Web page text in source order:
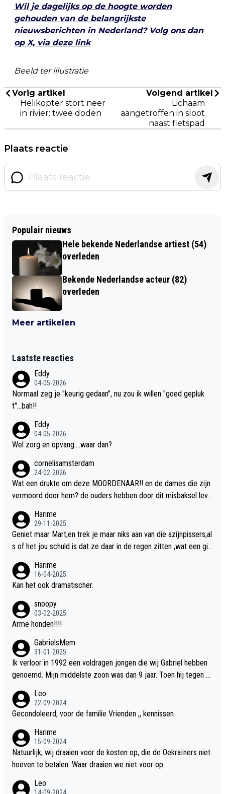
Wil je dagelijks op de hoogte worden
gehouden van de belangrijkste
nieuwsberichten in Nederland? Volg ons dan
op X, via deze link
Beeld ter illustratie
Vorig artikel
Helikopter stort neer
in rivier: twee doden
Volgend artikel
Lichaam
aangetroffen in sloot
naast fietspad
Plaats reactie
Populair nieuws
Hele bekende Nederlandse artiest (54)
overleden
Bekende Nederlandse acteur (82)
overleden
Meer artikelen
Laatste reacties
Eddy
04-05-2026
Normaal zeg je "keurig gedaan", nu zou ik willen "goed gepluk
t"...bah!!
Eddy
04-05-2026
Wel zorg en opvang....waar dan?
cornelisamsterdam
24-02-2026
Wat een drukte om deze MOORDENAAR!! en de dames die zijn
vermoord door hem? de ouders hebben door dit misbaksel leve
t!!
Harime
29-11-2025
Geniet maar Mart,en trek je maar niks aan van die azijnpissers,al
s of het jou schuld is dat ze daar in de regen zitten ,wat een gill
Harime
16-04-2025
Kan het ook dramatischer.
snoopy
03-02-2025
Arme honden!!!!
GabrielsMem
31-01-2025
Ik verloor in 1992 een voldragen jongen die wij Gabriel hebben
genoemd. Mijn middelste zoon was dan 9 jaar. Toen hij tegen d
verteld in Groningen. Ik gun Anouk en Douwe Bob hun rouw verd
riet en als ervaringsdeskundige heb ik zeker begrip hiervoor. Wa
delijk overeenkomend met mijn gezins verlies in 1992 een soor
t ready-made lied geschreven, geproduceerd en op de radio te
beluisteren zijn binnen 12 dagen na het verlies van Anouk en Do
uwe Bob's zoon. Wij hadden zeker geen commerciële energie g
ehad zo snel na ons verlies zoiets te ondernemen en alle ouder
Leo
22-09-2024
Gecondoleerd, voor de familie Vrienden ,, kennissen
Harime
15-09-2024
Natuurlijk, wij draaien voor de kosten op, die de Oekraïners niet
hoeven te betalen. Waar draaien we niet voor op.
Leo